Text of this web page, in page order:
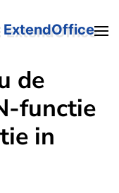
ExtendOffice
de
functie
in